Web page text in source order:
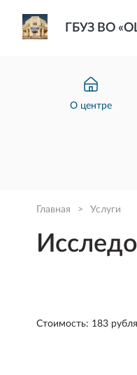
О центре
Главная > Услуги
Стоимость: 183 рубля
ГБУЗ ВО